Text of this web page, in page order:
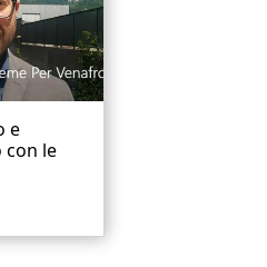
e
le